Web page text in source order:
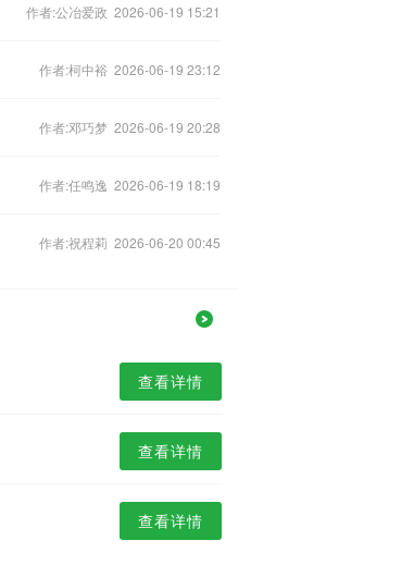
作者:公冶爱政 2026-06-19 15:21
作者:柯中裕 2026-06-19 23:12
作者:邓巧梦 2026-06-19 20:28
作者:任鸣逸 2026-06-19 18:19
作者:祝程莉 2026-06-20 00:45
查看详情
查看详情
查看详情